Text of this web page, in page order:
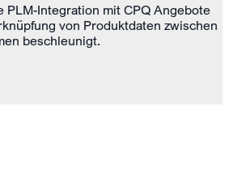
PLM-Integration mit CPQ Angebote
von Produktdaten zwischen
beschleunigt.